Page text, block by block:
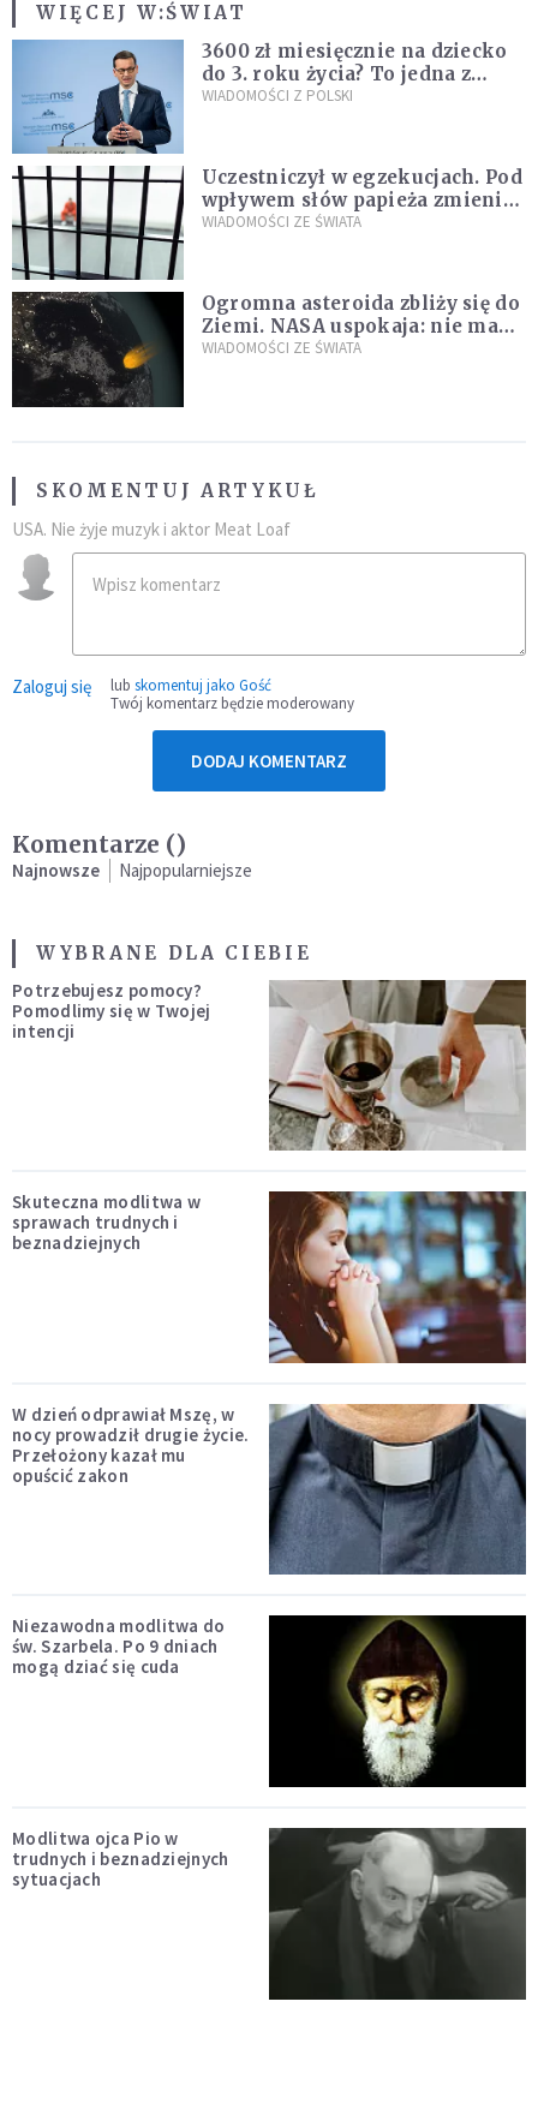
WIĘCEJ W:ŚWIAT
3600 zł miesięcznie na dziecko
do 3. roku życia? To jedna z
propozycji programu "Rozwój
WIADOMOŚCI Z POLSKI
Uczestniczył w egzekucjach. Pod
wpływem słów papieża zmienił
zdanie
WIADOMOŚCI ZE ŚWIATA
Ogromna asteroida zbliży się do
Ziemi. NASA uspokaja: nie ma
zagrożenia
WIADOMOŚCI ZE ŚWIATA
SKOMENTUJ ARTYKUŁ
USA. Nie żyje muzyk i aktor Meat Loaf
Zaloguj się lub skomentuj jako Gość
Twój komentarz będzie moderowany
DODAJ KOMENTARZ
Komentarze ()
Najnowsze Najpopularniejsze
WYBRANE DLA CIEBIE
Potrzebujesz pomocy?
Pomodlimy się w Twojej
intencji
Skuteczna modlitwa w
sprawach trudnych i
beznadziejnych
W dzień odprawiał Mszę, w
nocy prowadził drugie życie.
Przełożony kazał mu
opuścić zakon
Niezawodna modlitwa do
św. Szarbela. Po 9 dniach
mogą dziać się cuda
Modlitwa ojca Pio w
trudnych i beznadziejnych
sytuacjach